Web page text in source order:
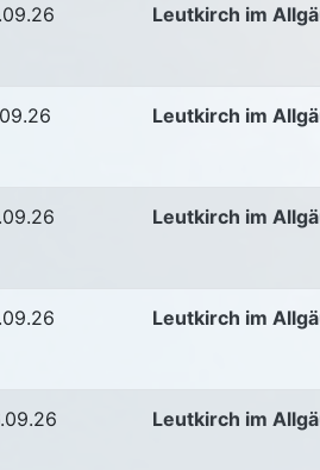
Leutkirch im
Leutkirch im
Leutkirch im
Leutkirch im
Leutkirch im